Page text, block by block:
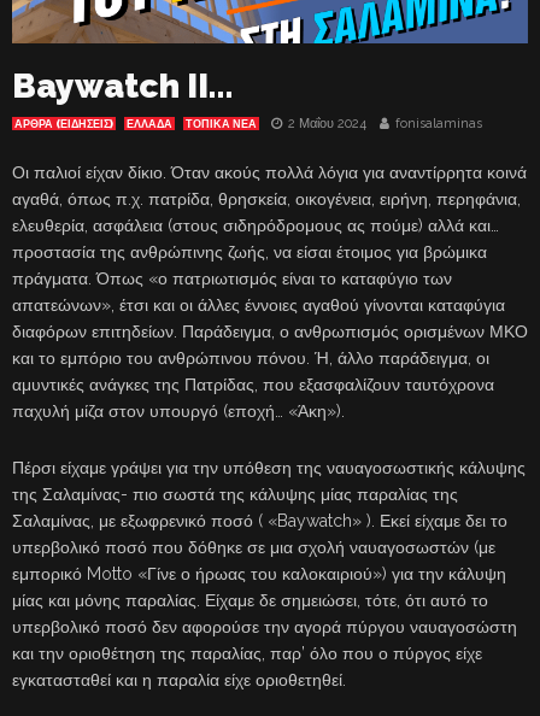
Baywatch II…
ΑΡΘΡΑ (ΕΙΔΗΣΕΙΣ) ΕΛΛΑΔΑ ΤΟΠΙΚΑ ΝΕΑ 2 Μαΐου 2024 fonisalaminas
Οι παλιοί είχαν δίκιο. Όταν ακούς πολλά λόγια για αναντίρρητα κοινά
αγαθά, όπως π.χ. πατρίδα, θρησκεία, οικογένεια, ειρήνη, περηφάνια,
ελευθερία, ασφάλεια (στους σιδηρόδρομους ας πούμε) αλλά και…
προστασία της ανθρώπινης ζωής, να είσαι έτοιμος για βρώμικα
πράγματα. Όπως «ο πατριωτισμός είναι το καταφύγιο των
απατεώνων», έτσι και οι άλλες έννοιες αγαθού γίνονται καταφύγια
διαφόρων επιτηδείων. Παράδειγμα, ο ανθρωπισμός ορισμένων ΜΚΟ
και το εμπόριο του ανθρώπινου πόνου. Ή, άλλο παράδειγμα, οι
αμυντικές ανάγκες της Πατρίδας, που εξασφαλίζουν ταυτόχρονα
παχυλή μίζα στον υπουργό (εποχή… «Άκη»).
Πέρσι είχαμε γράψει για την υπόθεση της ναυαγοσωστικής κάλυψης
της Σαλαμίνας- πιο σωστά της κάλυψης μίας παραλίας της
Σαλαμίνας, με εξωφρενικό ποσό ( «Baywatch» ). Εκεί είχαμε δει το
υπερβολικό ποσό που δόθηκε σε μια σχολή ναυαγοσωστών (με
εμπορικό Motto «Γίνε ο ήρωας του καλοκαιριού») για την κάλυψη
μίας και μόνης παραλίας. Είχαμε δε σημειώσει, τότε, ότι αυτό το
υπερβολικό ποσό δεν αφορούσε την αγορά πύργου ναυαγοσώστη
και την οριοθέτηση της παραλίας, παρ’ όλο που ο πύργος είχε
εγκατασταθεί και η παραλία είχε οριοθετηθεί.